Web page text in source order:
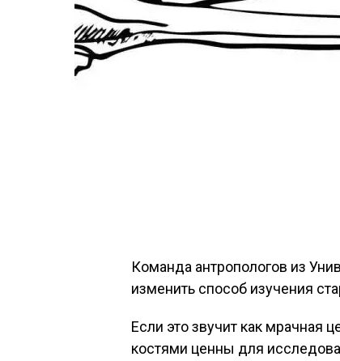
Команда антропологов из
изменить способ изучения
Если это звучит как мрачная
костями ценны для